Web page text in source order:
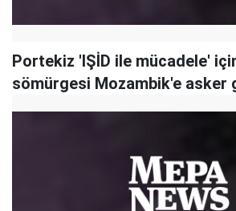
Portekiz 'IŞİD ile mücadele'
sömürgesi Mozambik'e asker